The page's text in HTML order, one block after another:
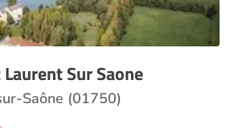
Sur Saone
Saône (01750)